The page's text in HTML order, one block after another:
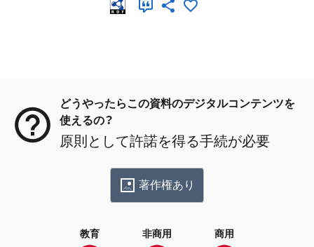
どうやったらこの資料のデジタルコンテンツを
使えるの？
原則として許諾を得る手続が必要
著作権あり
教育 非商用 商用